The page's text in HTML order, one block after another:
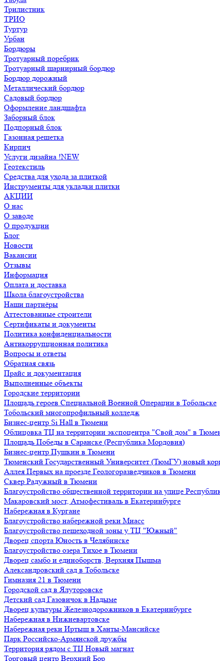
Трилистник
ТРИО
Туртур
Урбан
Бордюры
Тротуарный поребрик
Тротуарный шарнирный бордюр
Бордюр дорожный
Металлический бордюр
Садовый бордюр
Оформление ландшафта
Заборный блок
Подпорный блок
Газонная решетка
Кирпич
Услуги дизайна !NEW
Геотекстиль
Средства для ухода за плиткой
Инструменты для укладки плитки
АКЦИИ
О нас
О заводе
О продукции
Блог
Новости
Вакансии
Отзывы
Информация
Оплата и доставка
Школа благоустройства
Наши партнёры
Аттестованные строители
Сертификаты и документы
Политика конфиденциальности
Антикоррупционная политика
Вопросы и ответы
Обратная связь
Прайс и документация
Выполненные объекты
Городские территории
Площадь героев Специальной Военной Операции в Тобольске
Тобольский многопрофильный колледж
Бизнес-центр Si Hall в Тюмени
Облицовка ТЦ на территории экспоцентра "Свой дом" в
Площадь Победы в Саранске (Республика Мордовия)
Бизнес-центр Пушкин в Тюмени
Тюменский Государственный Университет (ТюмГУ) новый
Аллея Первых на проезде Геологоразведчиков в Тюмени
Сквер Радужный в Тюмени
Благоустройство общественной территории на улице
Макаровский мост, Атмофестиваль в Екатеринбурге
Набережная в Кургане
Благоустройство набережной реки Миасс
Благоустройство пешеходной зоны у ТЦ "Южный"
Дворец спорта Юность в Челябинске
Благоустройство озера Тихое в Тюмени
Дворец самбо и единоборств, Верхняя Пышма
Александровский сад в Тобольске
Гимназия 21 в Тюмени
Городской сад в Ялуторовске
Детский сад Газовичок в Надыме
Дворец культуры Железнодорожников в Екатеринбурге
Набережная в Нижневартовске
Набережная реки Иртыш в Ханты-Мансийске
Парк Российско-Армянской дружбы
Территория рядом с ТЦ Новый магнат
Торговый центр Верхний Бор